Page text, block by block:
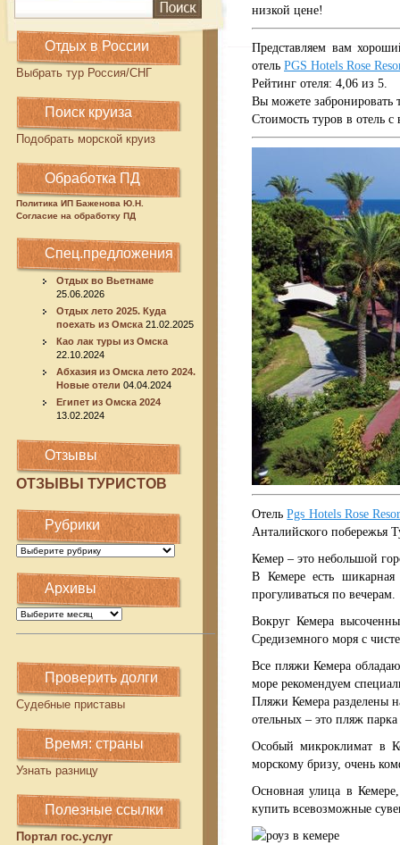
Отдых в России
Выбрать тур Россия/СНГ
Поиск круиза
Подобрать морской круиз
Обработка ПД
Политика ИП Баженова Ю.Н.
Согласие на обработку ПД
Спец.предложения
Отдых во Вьетнаме
25.06.2026
Отдых лето 2025. Куда
поехать из Омска 21.02.2025
Као лак туры из Омска
22.10.2024
Абхазия из Омска лето 2024.
Новые отели 04.04.2024
Египет из Омска 2024
13.02.2024
Отзывы
ОТЗЫВЫ ТУРИСТОВ
Рубрики
Рубрики
Архивы
Архивы
Проверить долги
Судебные приставы
Время: страны
Узнать разницу
Полезные ссылки
Портал гос.услуг
низкой цене!
Представляем вам
отель PGS Hotels Rose
Рейтинг отеля: 4,06 из 5.
Вы можете забронировать
Стоимость туров в отель
ОтельPgs Hotels Rose
Анталийского побережья
Кемер – это небольшой
В Кемере есть
прогуливаться по вечерам.
Вокруг Кемера
Средиземного моря с
Все пляжи Кемера
море рекомендуем
Пляжи Кемера разделены
отельных – это пляж
Особыймикроклимат в
морскому бризу, очень
Основная улица в Кемере
купить всевозможные